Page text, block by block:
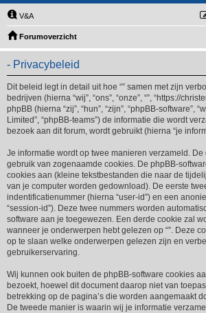
V&A
Forumoverzicht
- Privacybeleid
Dit beleid legt in detail uit hoe “” samen met zijn
bedrijven (hierna “wij”, “ons”, “onze”, “”, “https://
phpBB (hierna “zij”, “hun”, “zijn”, “phpBB-software”,
Limited”, “phpBB-teams”) de informatie die wordt
bezoek aan dit forum, wordt gebruikt (hierna “je
Je informatie wordt op twee manieren verzameld.
gebruik van zogenaamde cookies. De phpBB-
cookies aan (kleine tekstbestanden die naar de
van je computer worden gedownload). De eerste
indentificatienummer (hierna “user-id”) en een
“session-id”). Deze twee nummers worden
software aan je toegewezen. Een derde cookie zal
wanneer je onderwerpen hebt gelezen op “”. Deze
op te slaan welke onderwerpen gelezen zijn en
gebruikerservaring.
Wij kunnen ook buiten de phpBB-software cookies
bezoekt, hoewel dit document daarop niet van
betrekking op de pagina’s die worden aangemaakt
De tweede manier is waarin wij je informatie